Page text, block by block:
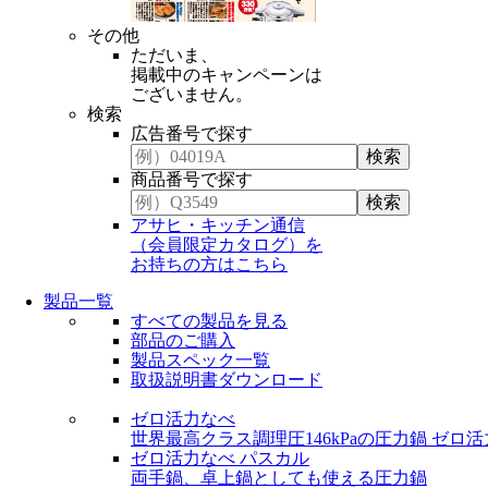
その他
ただいま、
掲載中のキャンペーンは
ございません。
検索
広告番号で探す
商品番号で探す
アサヒ・キッチン通信
（会員限定カタログ）を
お持ちの方はこちら
製品一覧
すべての製品を見る
部品のご購入
製品スペック一覧
取扱説明書ダウンロード
ゼロ活力なべ
世界最高クラス調理圧146kPaの圧力鍋 ゼロ活
ゼロ活力なべ パスカル
両手鍋、卓上鍋としても使える圧力鍋